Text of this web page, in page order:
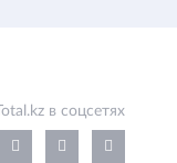
Total.kz в соцсетях